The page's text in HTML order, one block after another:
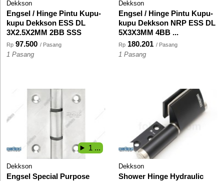
Dekkson
Engsel / Hinge Pintu Kupu-
kupu Dekkson ESS DL
3X2.5X2MM 2BB SSS
Rp 97.500 / Pasang
1 Pasang
Dekkson
Engsel / Hinge Pintu Kupu-
kupu Dekkson NRP ESS DL
5X3X3MM 4BB ...
Rp 180.201 / Pasang
1 Pasang
Dekkson
Engsel Special Purpose
1 ...
Dekkson
Shower Hinge Hydraulic